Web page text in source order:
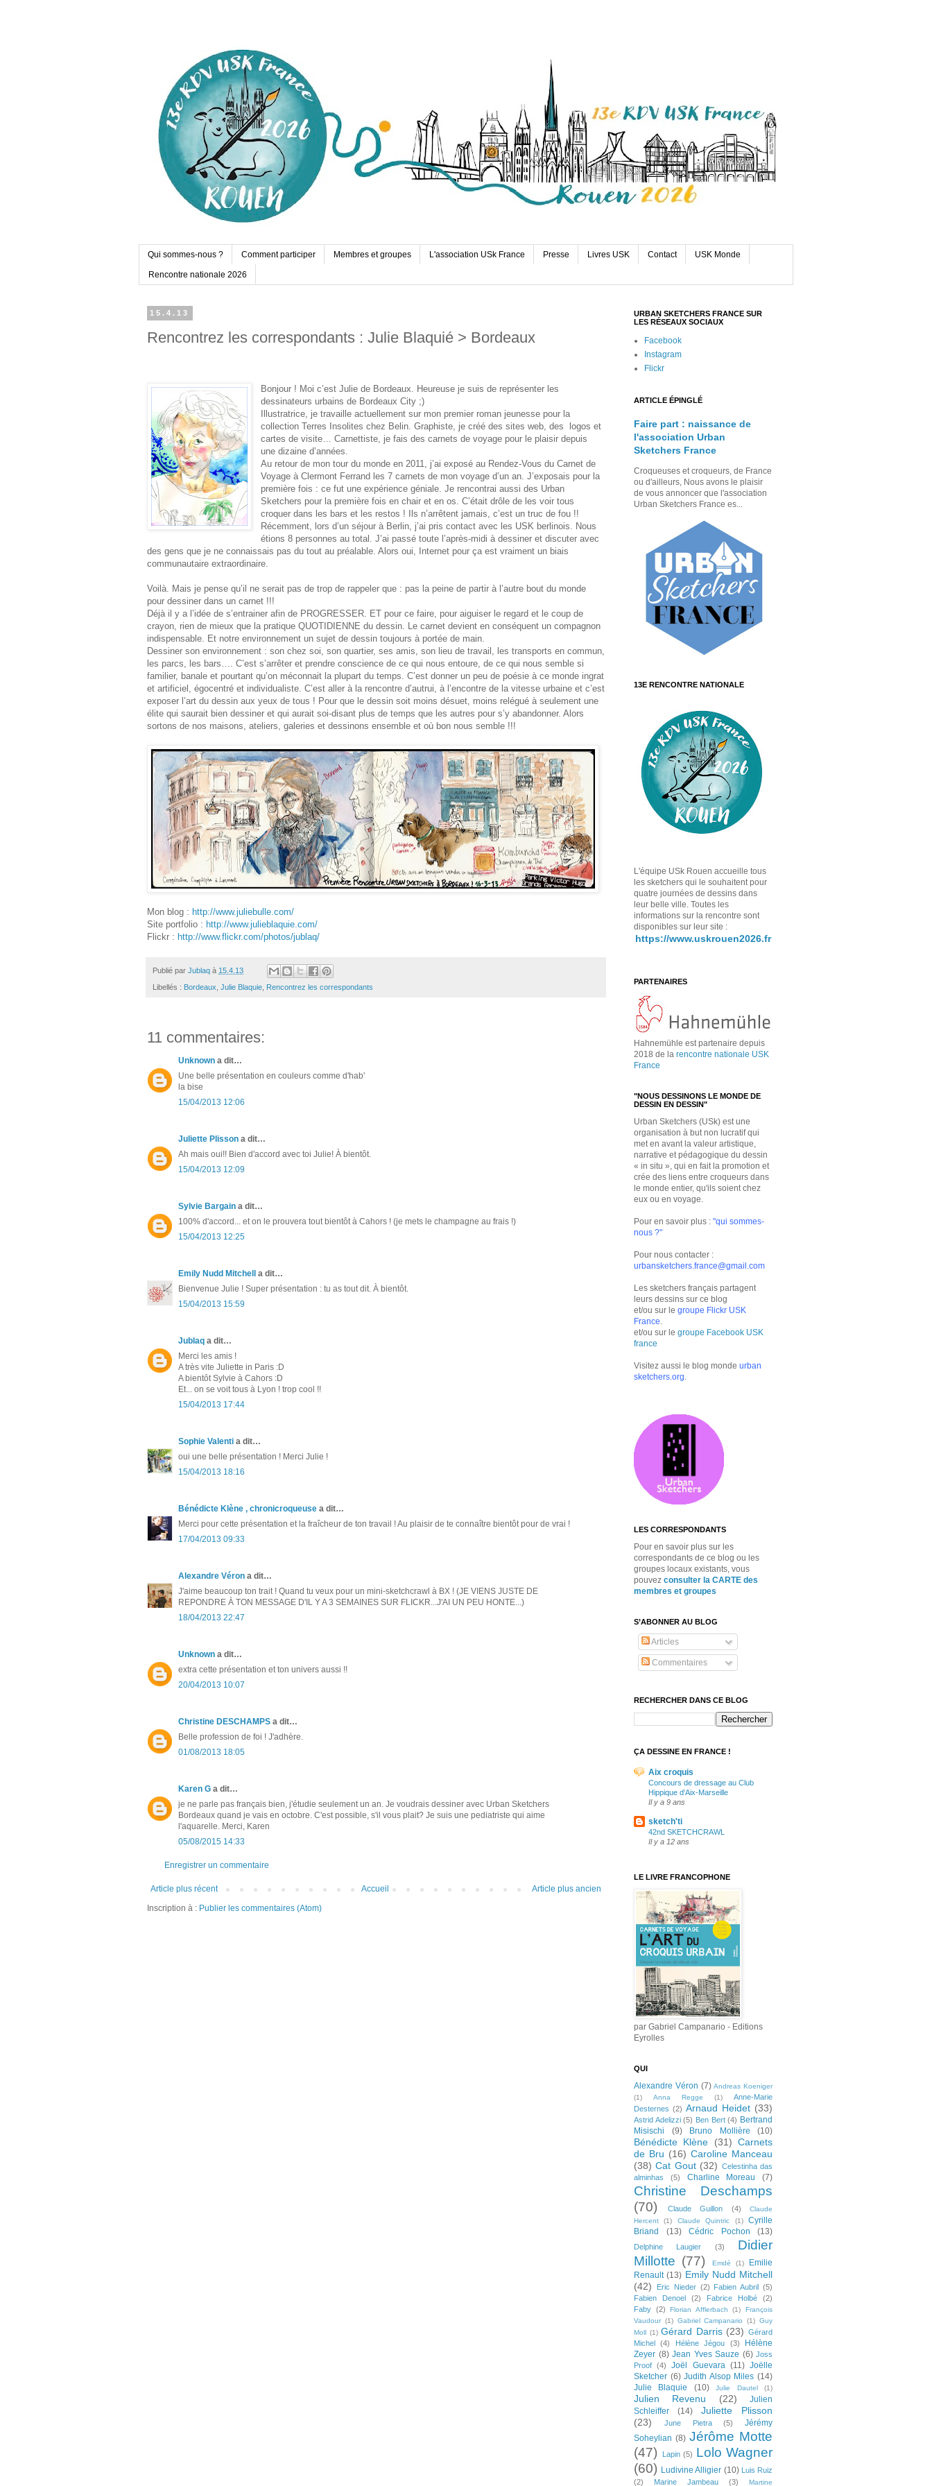
Qui sommes-nous ? Comment participer Membres et groupes L'association USk France Presse Livres USK Contact USK Monde
Rencontre nationale 2026
15.4.13
Rencontrez les correspondants : Julie Blaquié > Bordeaux
Bonjour ! Moi c’est Julie de Bordeaux. Heureuse je suis de représenter les
dessinateurs urbains de Bordeaux City ;)
Illustratrice, je travaille actuellement sur mon premier roman jeunesse pour la
collection Terres Insolites chez Belin. Graphiste, je créé des sites web, des logos et
cartes de visite… Carnettiste, je fais des carnets de voyage pour le plaisir depuis
une dizaine d’années.
Au retour de mon tour du monde en 2011, j’ai exposé au Rendez-Vous du Carnet de
Voyage à Clermont Ferrand les 7 carnets de mon voyage d’un an. J’exposais pour la
première fois : ce fut une expérience géniale. Je rencontrai aussi des Urban
Sketchers pour la première fois en chair et en os. C’était drôle de les voir tous
croquer dans les bars et les restos ! Ils n’arrêtent jamais, c’est un truc de fou !!
Récemment, lors d’un séjour à Berlin, j’ai pris contact avec les USK berlinois. Nous
étions 8 personnes au total. J’ai passé toute l’après-midi à dessiner et discuter avec
des gens que je ne connaissais pas du tout au préalable. Alors oui, Internet pour ça est vraiment un biais
communautaire extraordinaire.
Voilà. Mais je pense qu’il ne serait pas de trop de rappeler que : pas la peine de partir à l’autre bout du monde
pour dessiner dans un carnet !!!
Déjà il y a l’idée de s’entrainer afin de PROGRESSER. ET pour ce faire, pour aiguiser le regard et le coup de
crayon, rien de mieux que la pratique QUOTIDIENNE du dessin. Le carnet devient en conséquent un compagnon
indispensable. Et notre environnement un sujet de dessin toujours à portée de main.
Dessiner son environnement : son chez soi, son quartier, ses amis, son lieu de travail, les transports en commun,
les parcs, les bars…. C’est s’arrêter et prendre conscience de ce qui nous entoure, de ce qui nous semble si
familier, banale et pourtant qu’on méconnait la plupart du temps. C’est donner un peu de poésie à ce monde ingrat
et artificiel, égocentré et individualiste. C’est aller à la rencontre d’autrui, à l’encontre de la vitesse urbaine et c’est
exposer l’art du dessin aux yeux de tous ! Pour que le dessin soit moins désuet, moins relégué à seulement une
élite qui saurait bien dessiner et qui aurait soi-disant plus de temps que les autres pour s’y abandonner. Alors
sortons de nos maisons, ateliers, galeries et dessinons ensemble et où bon nous semble !!!
Mon blog : http://www.juliebulle.com/
Site portfolio : http://www.julieblaquie.com/
Flickr : http://www.flickr.com/photos/jublaq/
Publié par Jublaq à 15.4.13
Libellés : Bordeaux Julie Blaquie Rencontrez les correspondants
11 commentaires:
Unknown a dit…
Une belle présentation en couleurs comme d'hab'
la bise
15/04/2013 12:06
Juliette Plisson a dit…
Ah mais oui!! Bien d'accord avec toi Julie! À bientôt.
15/04/2013 12:09
Sylvie Bargain a dit…
100% d'accord... et on le prouvera tout bientôt à Cahors ! (je mets le champagne au frais !)
15/04/2013 12:25
Emily Nudd Mitchell
a dit…
Bienvenue Julie ! Super présentation : tu as tout dit. À bientôt.
15/04/2013 15:59
Jublaq a dit…
Merci les amis !
A très vite Juliette in Paris :D
A bientôt Sylvie à Cahors :D
Et... on se voit tous à Lyon ! trop cool !!
15/04/2013 17:44
Sophie Valenti a dit…
oui une belle présentation ! Merci Julie !
15/04/2013 18:16
Bénédicte Klène , chronicroqueuse a dit…
Merci pour cette présentation et la fraîcheur de ton travail ! Au plaisir de te connaître bientôt pour de vrai !
17/04/2013 09:33
Alexandre Véron a dit…
J'aime beaucoup ton trait ! Quand tu veux pour un mini-sketchcrawl à BX ! (JE VIENS JUSTE DE
REPONDRE À TON MESSAGE D'IL Y A 3 SEMAINES SUR FLICKR...J'AI UN PEU HONTE...)
18/04/2013 22:47
Unknown a dit…
extra cette présentation et ton univers aussi !!
20/04/2013 10:07
Christine DESCHAMPS a dit…
Belle profession de foi ! J'adhère.
01/08/2013 18:05
Karen G a dit…
je ne parle pas français bien, j'étudie seulement un an. Je voudrais dessiner avec Urban Sketchers
Bordeaux quand je vais en octobre. C'est possible, s'il vous plait? Je suis une pediatriste qui aime
l'aquarelle. Merci, Karen
05/08/2015 14:33
Enregistrer un commentaire
Article plus récent Article plus ancien
Accueil
Inscription à : Publier les commentaires (Atom)
URBAN SKETCHERS FRANCE SUR
LES RÉSEAUX SOCIAUX
Facebook
Instagram
Flickr
ARTICLE ÉPINGLÉ
Faire part : naissance de
l'association Urban
Sketchers France
Croqueuses et croqueurs, de France
ou d'ailleurs, Nous avons le plaisir
de vous annoncer que l'association
Urban Sketchers France es...
13E RENCONTRE NATIONALE
L'équipe USk Rouen accueille tous
les sketchers qui le souhaitent pour
quatre journées de dessins dans
leur belle ville. Toutes les
informations sur la rencontre sont
disponibles sur leur site :
https://www.uskrouen2026.fr
PARTENAIRES
Hahnemühle est partenaire depuis
2018 de la rencontre nationale USK
France
"NOUS DESSINONS LE MONDE DE
DESSIN EN DESSIN"
Urban Sketchers (USk) est une
organisation à but non lucratif qui
met en avant la valeur artistique,
narrative et pédagogique du dessin
« in situ », qui en fait la promotion et
crée des liens entre croqueurs dans
le monde entier, qu'ils soient chez
eux ou en voyage.
Pour en savoir plus : "qui sommes-
nous ?"
Pour nous contacter :
urbansketchers.france@gmail.com
Les sketchers français partagent
leurs dessins sur ce blog
et/ou sur le groupe Flickr USK
France
et/ou sur le groupe Facebook USK
france
Visitez aussi le blog monde urban
sketchers.org
LES CORRESPONDANTS
Pour en savoir plus sur les
correspondants de ce blog ou les
groupes locaux existants, vous
pouvez consulter la CARTE des
membres et groupes
S’ABONNER AU BLOG
Articles
Commentaires
RECHERCHER DANS CE BLOG
ÇA DESSINE EN FRANCE !
Aix croquis
Concours de dressage au Club
Hippique d'Aix-Marseille
Il y a 9 ans
sketch'ti
42nd SKETCHCRAWL
Il y a 12 ans
LE LIVRE FRANCOPHONE
par Gabriel Campanario - Editions
Eyrolles
QUI
Alexandre Véron (7) Andreas Koeniger
(1)
Anna Regge (1)
Anne-Marie
Desternes (2) Arnaud Heidet (33)
Astrid Adelizzi (5) Ben Bert (4) Bertrand
Misischi
(9) Bruno Mollière (10)
Bénédicte Klène (31) Carnets
de Bru (16) Caroline Manceau
(38) Cat Gout (32) Celestinha das
alminhas
(5) Charline Moreau (7)
Christine Deschamps
(70)
Claude Guillon (4)
Claude
Hercent
(1) Claude Quintric (1)
Cyrille
Briand
(13) Cédric Pochon (13)
Delphine Laugier (3)
Didier
Millotte (77) Emdé (1)
Emilie
Renault (13) Emily Nudd Mitchell
(42)
Eric Nieder (2) Fabien Aubril (5)
Fabien Denoel
(2) Fabrice Holbé
(2)
Faby (2) Florian Afflerbach (1)
François
Vaudour (1) Gabriel Campanario (1) Guy
Moll (1) Gérard Darris (23) Gérard
Michel
(4) Hélène Jégou (3)
Hélène
Zeyer (8) Jean Yves Sauze (6) Joss
Proof
(4) Joël Guevara (11) Joëlle
Sketcher (6) Judith Alsop Miles (14)
Julie Blaquie
(10) Julie Dautel (1)
Julien Revenu (22)
Julien
Schleiffer
(14)
Juliette Plisson
(23)
June Pietra (5)
Jérémy
Soheylian (8) Jérôme Motte
(47)
Lapin (5) Lolo Wagner
(60) Ludivine Alligier (10) Luis Ruiz
(2)
Marine Jambeau (3) Martine